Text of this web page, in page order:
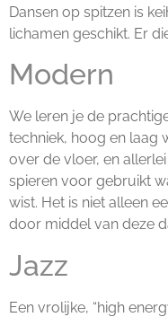
Dansen op spitzen is
lichamen geschikt. Er
Modern
We leren je de
techniek, hoog en laag
over de vloer, en
spieren voor gebruikt
wist. Het is niet alleen
door middel van deze
Jazz
Een vrolijke, “high